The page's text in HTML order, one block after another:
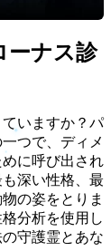
ーナス診
いますか？パ
つで、ディメ
に呼び出され
深い性格、最
の姿をとりま
分析を使用し
守護霊とあな